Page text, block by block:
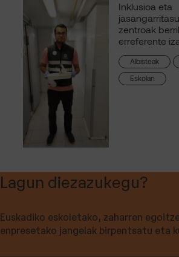
Inklusioa eta
zentroak
erreferente
Albisteak
Eskolan
Lagun diezazukegu?
Euskadiko eskoletako, zaharren
enpresetako jangelak birpentsatu eta